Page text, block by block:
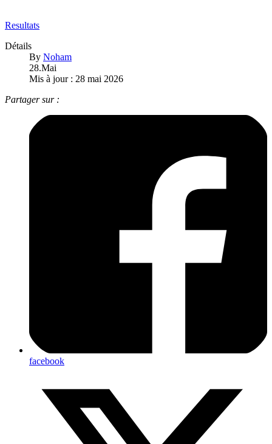
Resultats
Détails
By Noham
28.Mai
Mis à jour : 28 mai 2026
Partager sur :
facebook